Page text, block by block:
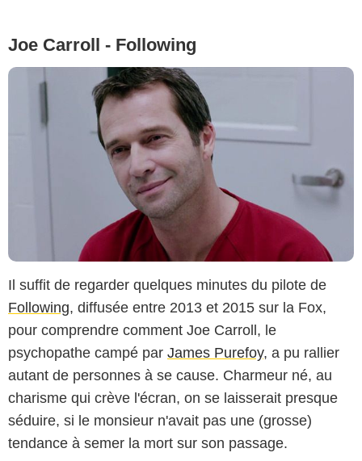
Joe Carroll - Following
Il suffit de regarder quelques minutes du pilote de
Following, diffusée entre 2013 et 2015 sur la Fox,
pour comprendre comment Joe Carroll, le
psychopathe campé par James Purefoy, a pu rallier
autant de personnes à se cause. Charmeur né, au
charisme qui crève l'écran, on se laisserait presque
séduire, si le monsieur n'avait pas une (grosse)
tendance à semer la mort sur son passage.